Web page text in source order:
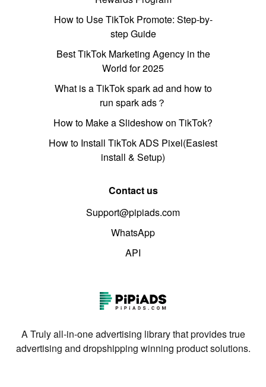
How to Use TikTok Promote: Step-by-
step Guide
Best TikTok Marketing Agency in the
World for 2025
What is a TikTok spark ad and how to
run spark ads？
How to Make a Slideshow on TikTok?
How to Install TikTok ADS Pixel(Easiest
install & Setup)
Contact us
Support@pipiads.com
WhatsApp
API
A Truly all-in-one advertising library that provides true
advertising and dropshipping winning product solutions.